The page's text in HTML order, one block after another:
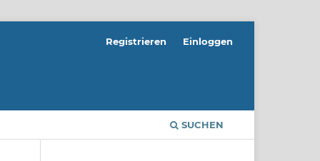
SUCHEN
Registrieren Einloggen